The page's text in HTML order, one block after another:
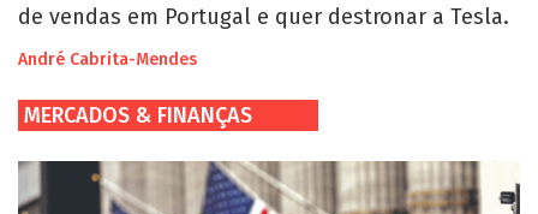
de vendas em Portugal e quer destronar a Tesla.
André Cabrita-Mendes
MERCADOS & FINANÇAS